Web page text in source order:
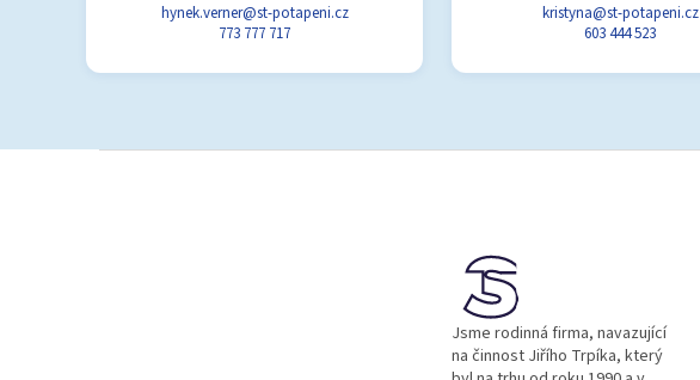
hynek.verner@st-potapeni.cz
773 777 717
kristyna@st-potapeni.cz
603 444 523
Jsme rodinná firma, navazující
na činnost Jiřího Trpíka, který